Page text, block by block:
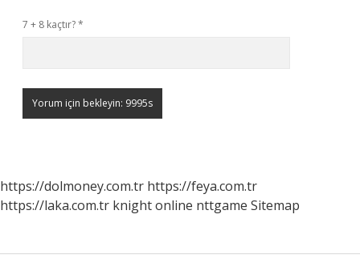
7 + 8 kaçtır?*
https://dolmoney.com.tr https://feya.com.tr
https://laka.com.tr knight online nttgame Sitemap